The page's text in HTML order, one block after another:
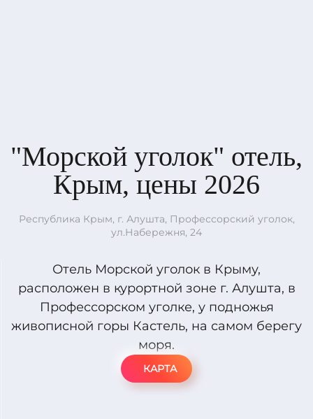
"Морской уголок" отель,
Крым, цены 2026
Республика Крым, г. Алушта, Профессорский уголок,
ул.Набережня, 24
Отель Морской уголок в Крыму,
расположен в курортной зоне г. Алушта, в
Профессорском уголке, у подножья
живописной горы Кастель, на самом берегу
моря.
КАРТА